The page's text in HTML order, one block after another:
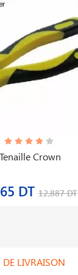
Tenaille Crown
DT 12,887 DT
DE LIVRAISON